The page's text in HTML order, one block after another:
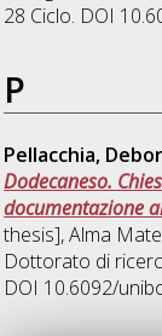
28 Ciclo. DOI
P
Pellacchia,
Dodecaneso.
documentazione
thesis], Alma
Dottorato di
DOI 10.6092/